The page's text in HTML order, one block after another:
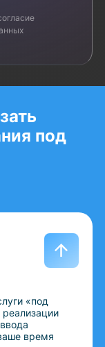
под
«под
время